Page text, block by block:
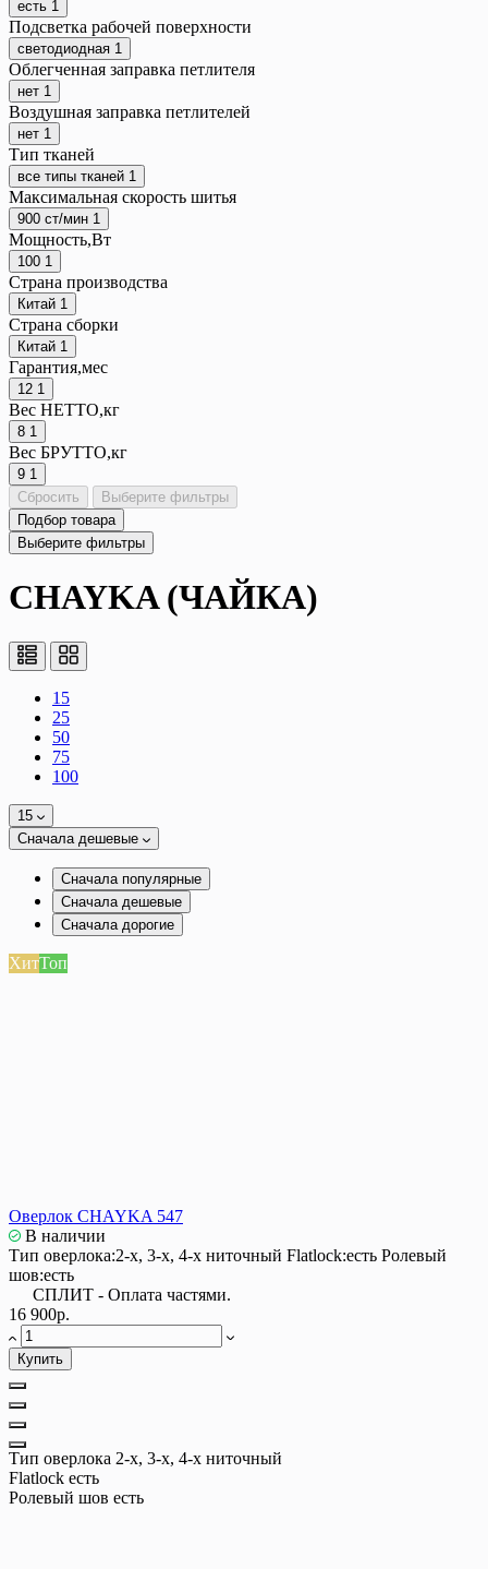
есть 1
Подсветка рабочей поверхности
светодиодная 1
Облегченная заправка петлителя
нет 1
Воздушная заправка петлителей
нет 1
Тип тканей
все типы тканей 1
Максимальная скорость шитья
900 ст/мин 1
Мощность,Вт
100 1
Страна производства
Китай 1
Страна сборки
Китай 1
Гарантия,мес
12 1
Вес НЕТТО,кг
8 1
Вес БРУТТО,кг
9 1
Сбросить
Выберите фильтры
Подбор товара
Выберите фильтры
CHAYKA (ЧАЙКА)
15
25
50
75
100
15
Сначала дешевые
Сначала популярные
Сначала дешевые
Сначала дорогие
ХитТоп
Оверлок CHAYKA 547
В наличии
Тип оверлока:2-х, 3-х, 4-х ниточный Flatlock:есть Ролевый
шов:есть
СПЛИТ - Оплата частями.
16 900р.
Купить
Тип оверлока 2-х, 3-х, 4-х ниточный
Flatlock есть
Ролевый шов есть